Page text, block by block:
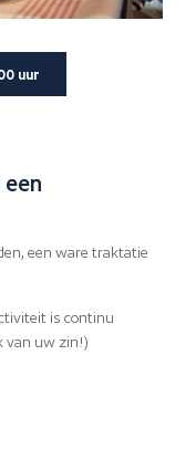
uur
een ware traktatie
is continu
van uw zin!)